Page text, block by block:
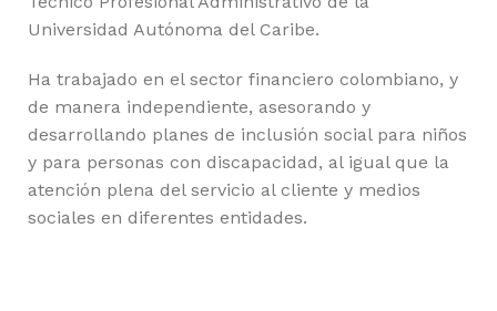
Universidad Autónoma del Caribe.
Ha trabajado en el sector financiero colombiano, y
de manera independiente, asesorando y
desarrollando planes de inclusión social para niños
y para personas con discapacidad, al igual que la
atención plena del servicio al cliente y medios
sociales en diferentes entidades.